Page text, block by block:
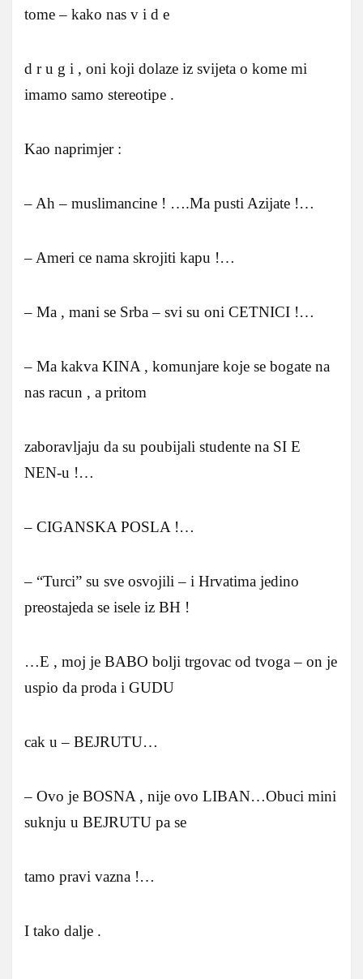
tome – kako nas v i d e
d r u g i , oni koji dolaze iz svijeta o kome mi
imamo samo stereotipe .
Kao naprimjer :
– Ah – muslimancine ! ….Ma pusti Azijate !…
– Ameri ce nama skrojiti kapu !…
– Ma , mani se Srba – svi su oni CETNICI !…
– Ma kakva KINA , komunjare koje se bogate na
nas racun , a pritom
zaboravljaju da su poubijali studente na SI E
NEN-u !…
– CIGANSKA POSLA !…
– “Turci” su sve osvojili – i Hrvatima jedino
preostajeda se isele iz BH !
…E , moj je BABO bolji trgovac od tvoga – on je
uspio da proda i GUDU
cak u – BEJRUTU…
– Ovo je BOSNA , nije ovo LIBAN…Obuci mini
suknju u BEJRUTU pa se
tamo pravi vazna !…
I tako dalje .